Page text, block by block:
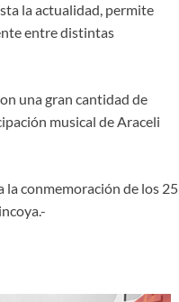
la actualidad, permite
entre distintas
una gran cantidad de
musical de Araceli
la conmemoración de los 25